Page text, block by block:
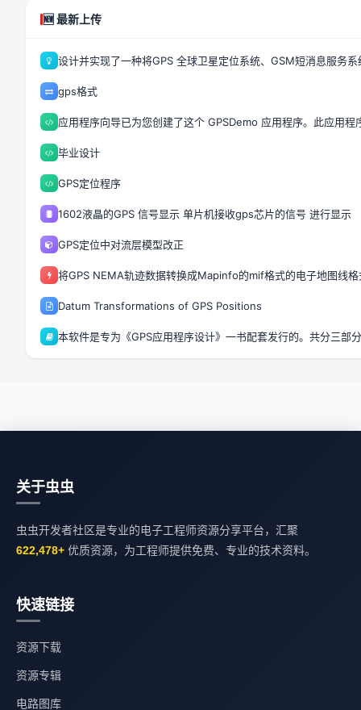
🆕 最新上传
设计并实现了一种将GPS 全球卫星定位系统、GSM短消息服务
gps格式
应用程序向导已为您创建了这个 GPSDemo 应用程序。此应用
毕业设计
GPS定位程序
1602液晶的GPS 信号显示 单片机接收gps芯片的信号 进行显示
GPS定位中对流层模型改正
将GPS NEMA轨迹数据转换成Mapinfo的mif格式的电子地图线格
Datum Transformations of GPS Positions
本软件是专为《GPS应用程序设计》一书配套发行的。共分三部
关于虫虫
虫虫开发者社区是专业的电子工程师资源分享平台，汇聚
622,478+ 优质资源，为工程师提供免费、专业的技术资料。
快速链接
资源下载
资源专辑
电路图库